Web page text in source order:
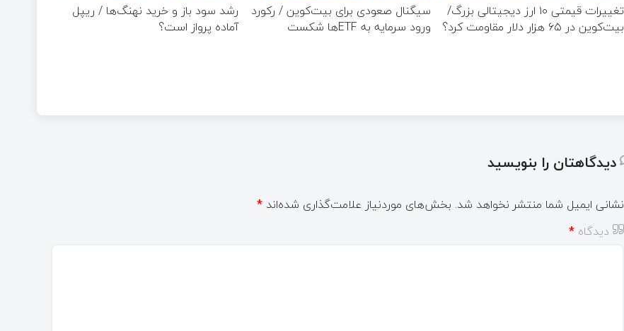
تغییرات قیمتی ۱۰ ارز دیجیتالی بزرگ/
بیت‌کوین در ۶۵ هزار دلار مقاومت کرد؟
سیگنال صعودی برای بیت‌کوین / رکورد
ورود سرمایه به ETFها شکست
رشد سود باز و خرید نهنگ‌ها / ریپل
آماده پرواز است؟
دیدگاهتان را بنویسید
نشانی ایمیل شما منتشر نخواهد شد. بخش‌های موردنیاز علامت‌گذاری شده‌اند *
دیدگاه *